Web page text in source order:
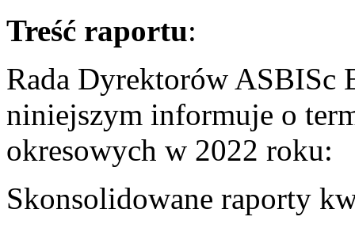
Treść raportu:
Rada Dyrektorów ASBISc
niniejszym informuje o
okresowych w 2022 roku:
Skonsolidowane raporty